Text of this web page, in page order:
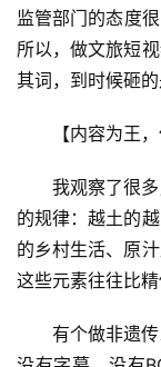
首
页
监管部门的态度
所以，做文旅短
其词，到时候砸的
【内容为王
我观察了很
的规律：越土的
的乡村生活、原
这些元素往往比精
有个做非遗